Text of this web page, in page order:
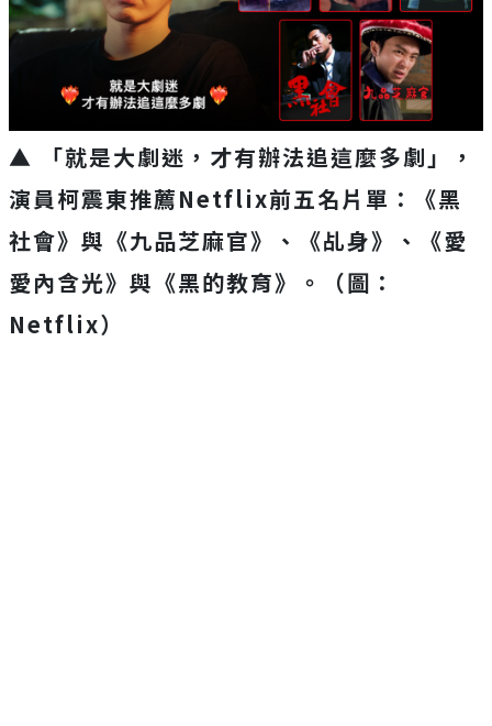
▲ 「就是大劇迷，才有辦法追這麼多劇」，
演員柯震東推薦Netflix前五名片單：《黑
社會》與《九品芝麻官》、《乩身》、《愛
愛內含光》與《黑的教育》。（圖：
Netflix）